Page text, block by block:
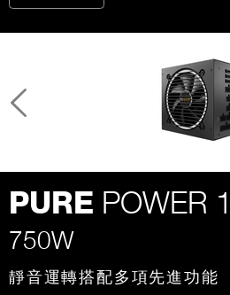
PURE POWER
750W
靜音運轉搭配多項先進功能